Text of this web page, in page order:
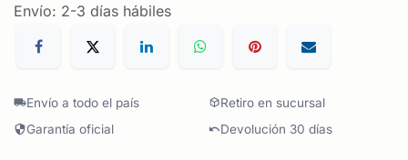
Envío: 2-3 días hábiles
Envío a todo el país
Retiro en sucursal
Garantía oficial
Devolución 30 días